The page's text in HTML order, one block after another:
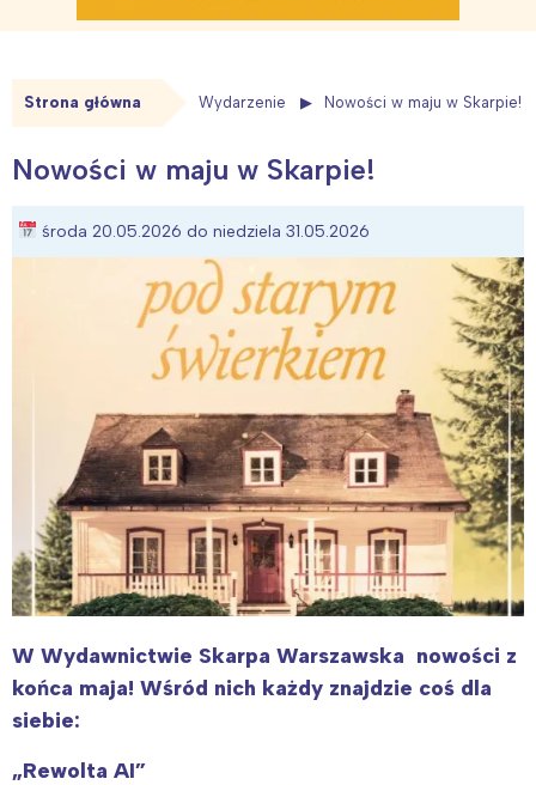
Strona główna Wydarzenie Nowości w maju w Skarpie!
Nowości w maju w Skarpie!
środa 20.05.2026 do niedziela 31.05.2026
W Wydawnictwie Skarpa Warszawska nowości z
końca maja! Wśród nich każdy znajdzie coś dla
siebie:
„Rewolta AI”